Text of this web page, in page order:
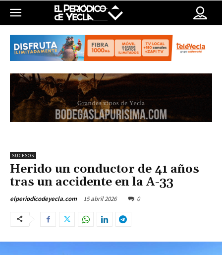
SUCESOS
Herido un conductor de 41 años
tras un accidente en la A-33
elperiodicodeyecla.com 15 abril 2026 0